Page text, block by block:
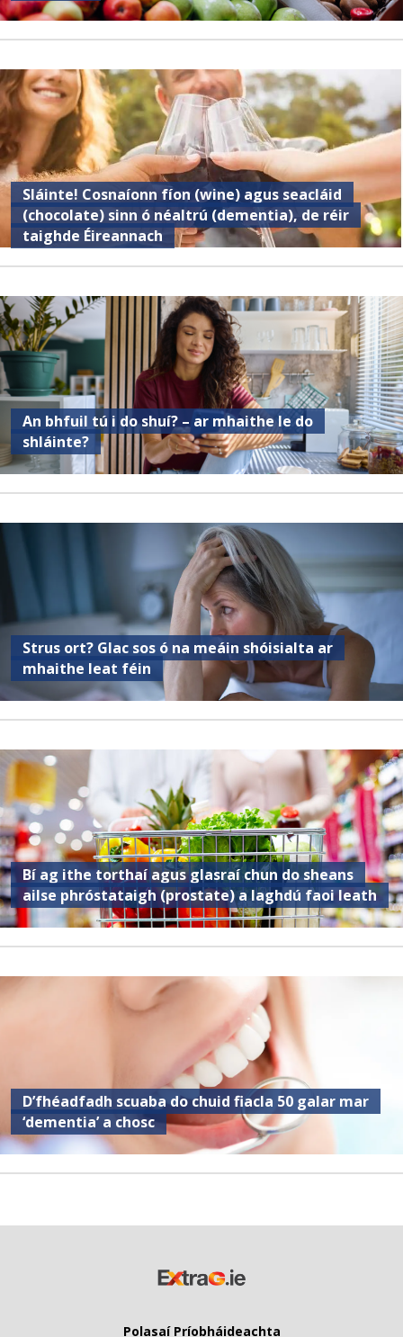
Sláinte! Cosnaíonn fíon (wine) agus seacláid
(chocolate) sinn ó néaltrú (dementia), de réir
taighde Éireannach
An bhfuil tú i do shuí? – ar mhaithe le do
shláinte?
Strus ort? Glac sos ó na meáin shóisialta ar
mhaithe leat féin
Bí ag ithe torthaí agus glasraí chun do sheans
ailse phróstataigh (prostate) a laghdú faoi leath
D’fhéadfadh scuaba do chuid fiacla 50 galar mar
‘dementia’ a chosc
Polasaí Príobháideachta